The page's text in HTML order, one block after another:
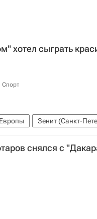
хотел сыграть
Спорт
Зенит (Санкт-
снялся с